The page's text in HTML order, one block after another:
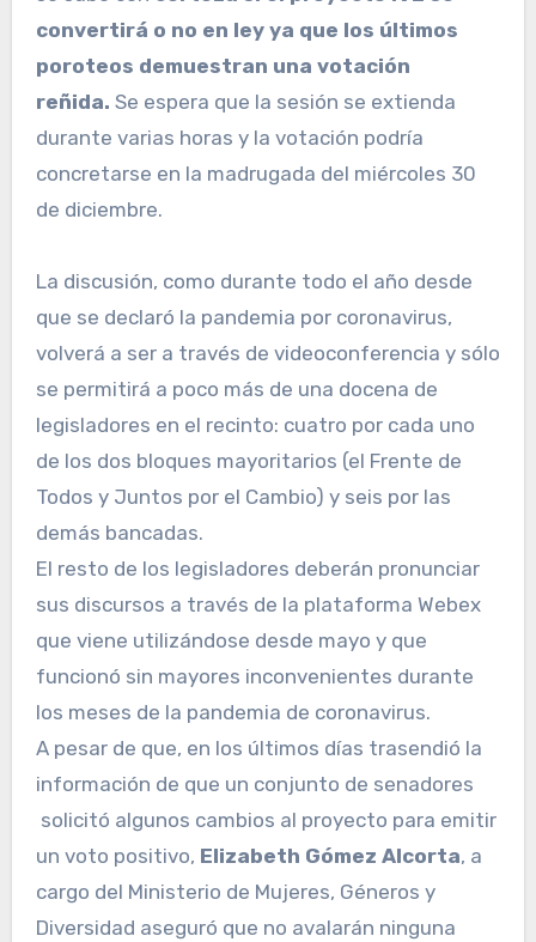
convertirá o no en ley ya que los últimos
poroteos demuestran una votación
reñida. Se espera que la sesión se extienda
durante varias horas y la votación podría
concretarse en la madrugada del miércoles 30
de diciembre.
La discusión, como durante todo el año desde
que se declaró la pandemia por coronavirus,
volverá a ser a través de videoconferencia y sólo
se permitirá a poco más de una docena de
legisladores en el recinto: cuatro por cada uno
de los dos bloques mayoritarios (el Frente de
Todos y Juntos por el Cambio) y seis por las
demás bancadas.
El resto de los legisladores deberán pronunciar
sus discursos a través de la plataforma Webex
que viene utilizándose desde mayo y que
funcionó sin mayores inconvenientes durante
los meses de la pandemia de coronavirus.
A pesar de que, en los últimos días trasendió la
información de que un conjunto de senadores
solicitó algunos cambios al proyecto para emitir
un voto positivo, Elizabeth Gómez Alcorta, a
cargo del Ministerio de Mujeres, Géneros y
Diversidad aseguró que no avalarán ninguna